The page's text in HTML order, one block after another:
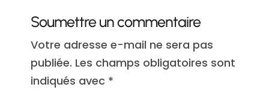
Soumettre un commentaire
Votre adresse e-mail ne sera pas
publiée. Les champs obligatoires sont
indiqués avec *